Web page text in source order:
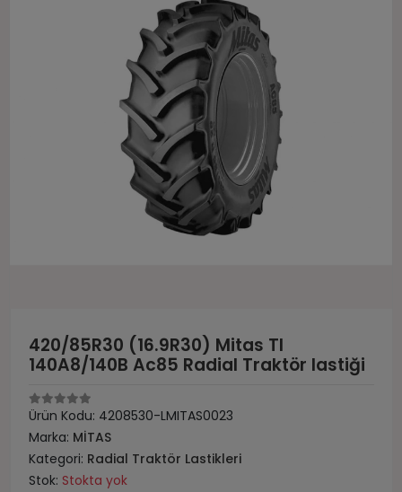
420/85R30 (16.9R30) Mitas Tl
140A8/140B Ac85 Radial Traktör lastiği
Ürün Kodu: 4208530-LMITAS0023
Marka: MİTAS
Kategori: Radial Traktör Lastikleri
Stok: Stokta yok